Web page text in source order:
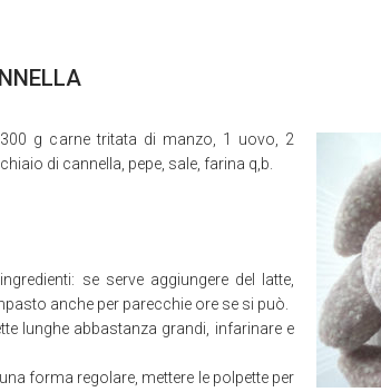
300 g carne tritata di manzo, 1 uovo, 2
di cannella, pepe, sale, farina q,b.
se serve aggiungere del latte,
anche per parecchie ore se si può.
lunghe abbastanza grandi, infarinare e
forma regolare, mettere le polpette per